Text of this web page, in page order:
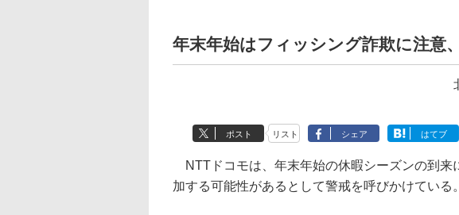
年末年始はフィッシング詐欺に注意
ポスト リスト シェア はてブ
NTTドコモは、年末年始の休暇シーズンの到来
加する可能性があるとして警戒を呼びかけている。